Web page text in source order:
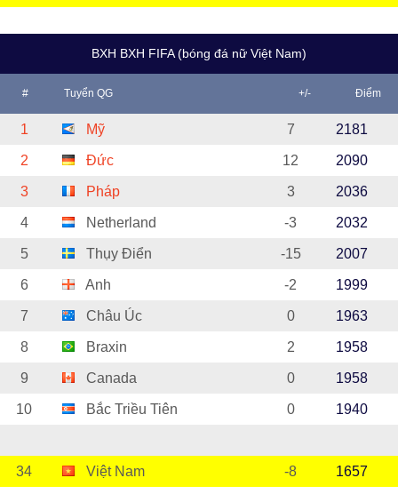
BXH BXH FIFA (bóng đá nữ Việt Nam)
# Tuyển QG +/- Điểm
1 Mỹ 7 2181
2 Đức 12 2090
3 Pháp 3 2036
4 Netherland -3 2032
5 Thụy Điển -15 2007
6 Anh -2 1999
7 Châu Úc 0 1963
8 Braxin 2 1958
9 Canada 0 1958
10 Bắc Triều Tiên 0 1940
34 Việt Nam -8 1657